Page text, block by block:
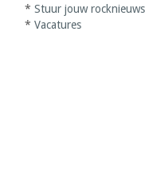
*Stuur jouw
*Vacatures